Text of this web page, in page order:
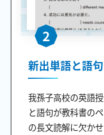
2
新出単語と語
我孫子高校の英語
と語句が教科書の
の長文読解に欠か